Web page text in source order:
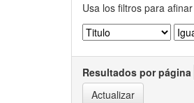
Usa los filtros para
Resultados por página